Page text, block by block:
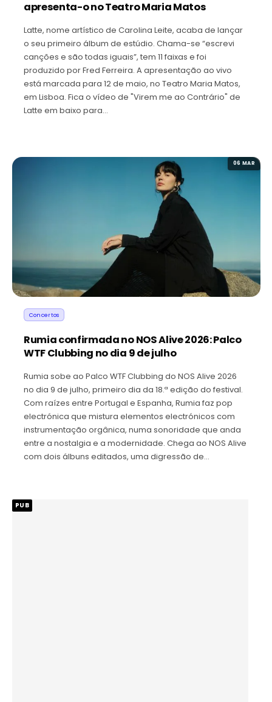
apresenta-o no Teatro Maria Matos
Latte, nome artístico de Carolina Leite, acaba de lançar
o seu primeiro álbum de estúdio. Chama-se “escrevi
canções e são todas iguais”, tem 11 faixas e foi
produzido por Fred Ferreira. A apresentação ao vivo
está marcada para 12 de maio, no Teatro Maria Matos,
em Lisboa. Fica o vídeo de "Virem me ao Contrário" de
Latte em baixo para…
06 MAR
Concertos
Rumia confirmada no NOS Alive 2026: Palco
WTF Clubbing no dia 9 de julho
Rumia sobe ao Palco WTF Clubbing do NOS Alive 2026
no dia 9 de julho, primeiro dia da 18.ª edição do festival.
Com raízes entre Portugal e Espanha, Rumia faz pop
electrónica que mistura elementos electrónicos com
instrumentação orgânica, numa sonoridade que anda
entre a nostalgia e a modernidade. Chega ao NOS Alive
com dois álbuns editados, uma digressão de…
PUB